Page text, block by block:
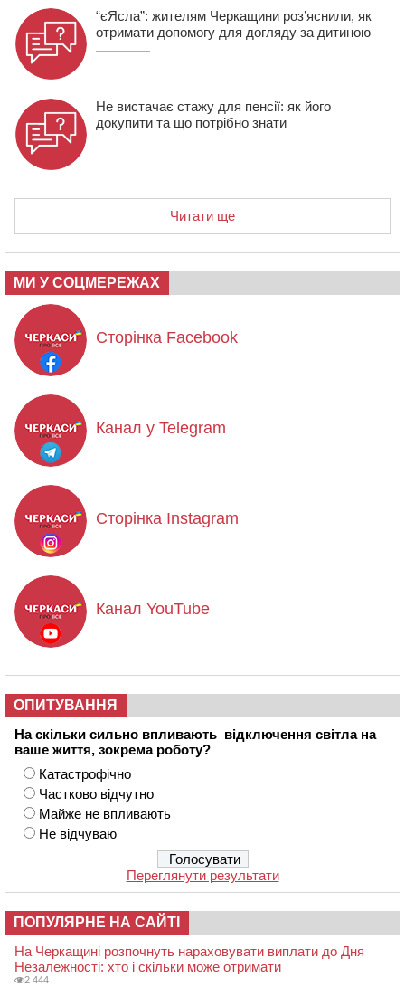
“єЯсла”: жителям Черкащини роз’яснили, як
отримати допомогу для догляду за дитиною
Не вистачає стажу для пенсії: як його
докупити та що потрібно знати
Читати ще
МИ У СОЦМЕРЕЖАХ
Сторінка Facebook
Канал у Telegram
Сторінка Instagram
Канал YouTube
ОПИТУВАННЯ
На скільки сильно впливають відключення світла на
ваше життя, зокрема роботу?
Катастрофічно
Частково відчутно
Майже не впливають
Не відчуваю
Переглянути результати
ПОПУЛЯРНЕ НА САЙТІ
На Черкащині розпочнуть нараховувати виплати до Дня
Незалежності: хто і скільки може отримати
2 444